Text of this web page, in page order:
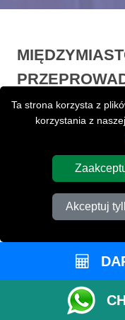
Ta strona korzysta z
korzystania z
Akceptuj